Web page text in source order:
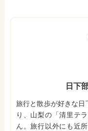
日下
旅行と散歩が好きな日
り、山梨の「清里テ
ん。旅行以外にも近